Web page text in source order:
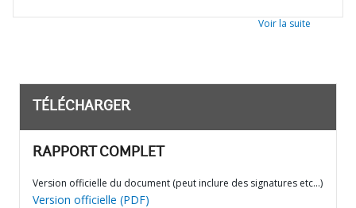
Voir la suite
TÉLÉCHARGER
RAPPORT COMPLET
Version officielle du document (peut inclure des signatures etc…)
Version officielle (PDF)